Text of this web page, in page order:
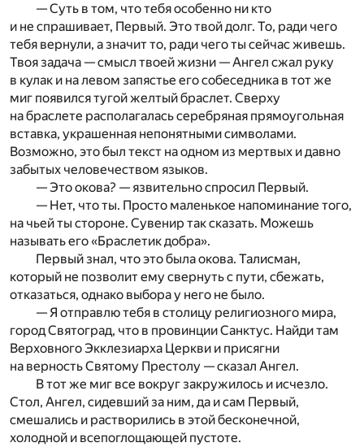
— Суть в том, что тебя особенно ни кто
и не спрашивает, Первый. Это твой долг. То, ради чего
тебя вернули, а значит то, ради чего ты сейчас живешь.
Твоя задача — смысл твоей жизни — Ангел сжал руку
в кулак и на левом запястье его собеседника в тот же
миг появился тугой желтый браслет. Сверху
на браслете располагалась серебряная прямоугольная
вставка, украшенная непонятными символами.
Возможно, это был текст на одном из мертвых и давно
забытых человечеством языков.
— Это окова? — язвительно спросил Первый.
— Нет, что ты. Просто маленькое напоминание того,
на чьей ты стороне. Сувенир так сказать. Можешь
называть его «Браслетик добра».
Первый знал, что это была окова. Талисман,
который не позволит ему свернуть с пути, сбежать,
отказаться, однако выбора у него не было.
— Я отправлю тебя в столицу религиозного мира,
город Святоград, что в провинции Санктус. Найди там
Верховного Экклезиарха Церкви и присягни
на верность Святому Престолу — сказал Ангел.
В тот же миг все вокруг закружилось и исчезло.
Стол, Ангел, сидевший за ним, да и сам Первый,
смешались и растворились в этой бесконечной,
холодной и всепоглощающей пустоте.